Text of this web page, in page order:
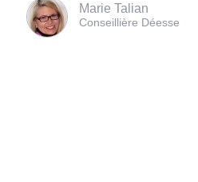
Marie Talian
Conseillière Déesse